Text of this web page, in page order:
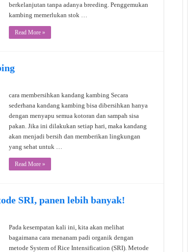
berkelanjutan tanpa adanya breeding. Penggemukan
kambing memerlukan stok …
Read More »
cara membersihkan kandang kambing Secara
sederhana kandang kambing bisa dibersihkan hanya
dengan menyapu semua kotoran dan sampah sisa
pakan. Jika ini dilakukan setiap hari, maka kandang
akan menjadi bersih dan memberikan lingkungan
yang sehat untuk …
Read More »
SRI, panen lebih banyak!
Pada kesempatan kali ini, kita akan melihat
bagaimana cara menanam padi organik dengan
metode System of Rice Intensification (SRI). Metode